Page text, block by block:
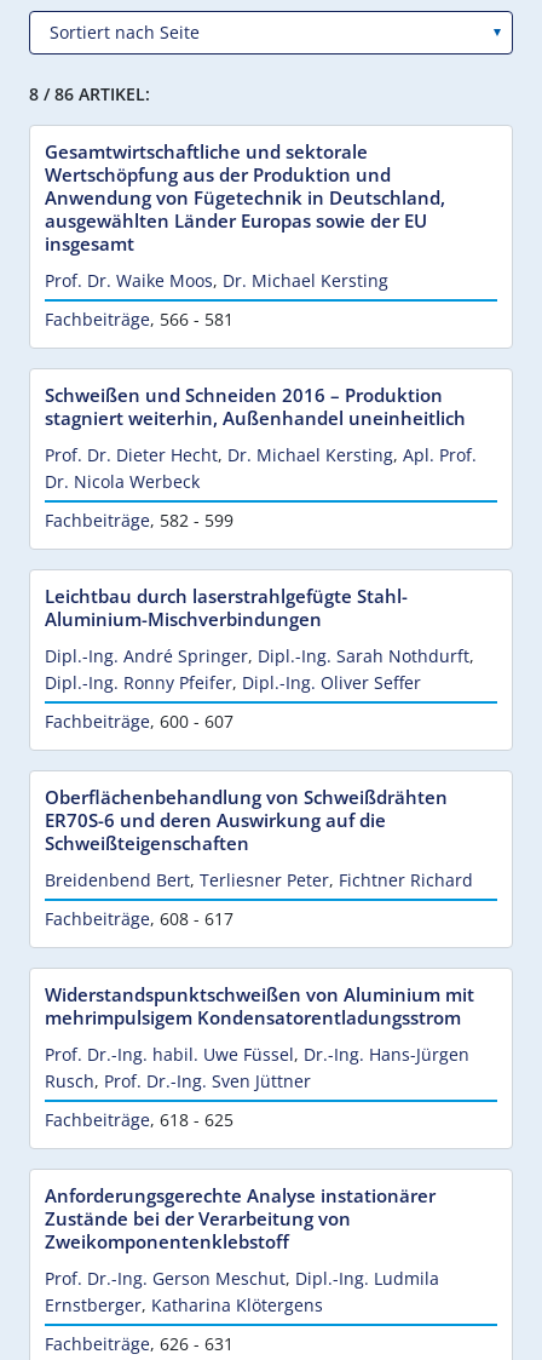
8 / 86 ARTIKEL:
Gesamtwirtschaftliche und sektorale
Wertschöpfung aus der Produktion und
Anwendung von Fügetechnik in Deutschland,
ausgewählten Länder Europas sowie der EU
insgesamt
Prof. Dr. Waike Moos, Dr. Michael Kersting
Fachbeiträge, 566 - 581
Schweißen und Schneiden 2016 – Produktion
stagniert weiterhin, Außenhandel uneinheitlich
Prof. Dr. Dieter Hecht, Dr. Michael Kersting, Apl. Prof.
Dr. Nicola Werbeck
Fachbeiträge, 582 - 599
Leichtbau durch laserstrahlgefügte Stahl-
Aluminium-Mischverbindungen
Dipl.-Ing. André Springer, Dipl.-Ing. Sarah Nothdurft,
Dipl.-Ing. Ronny Pfeifer, Dipl.-Ing. Oliver Seffer
Fachbeiträge, 600 - 607
Oberflächenbehandlung von Schweißdrähten
ER70S-6 und deren Auswirkung auf die
Schweißteigenschaften
Breidenbend Bert, Terliesner Peter, Fichtner Richard
Fachbeiträge, 608 - 617
Widerstandspunktschweißen von Aluminium mit
mehrimpulsigem Kondensatorentladungsstrom
Prof. Dr.-Ing. habil. Uwe Füssel, Dr.-Ing. Hans-Jürgen
Rusch, Prof. Dr.-Ing. Sven Jüttner
Fachbeiträge, 618 - 625
Anforderungsgerechte Analyse instationärer
Zustände bei der Verarbeitung von
Zweikomponentenklebstoff
Prof. Dr.-Ing. Gerson Meschut, Dipl.-Ing. Ludmila
Ernstberger, Katharina Klötergens
Fachbeiträge, 626 - 631